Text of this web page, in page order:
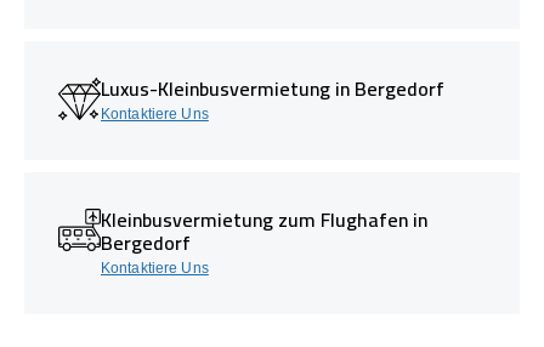
Luxus-Kleinbusvermietung in Bergedorf
Kontaktiere Uns
Kleinbusvermietung zum Flughafen in
Bergedorf
Kontaktiere Uns